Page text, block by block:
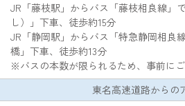
JR「藤枝駅」からバス「藤枝相良線」
し）」下車、徒歩約15分
JR「静岡駅」からバス「特急静岡相良
橋」下車、徒歩約13分
※バスの本数が限られるため、事前にご
東名高速道路からの